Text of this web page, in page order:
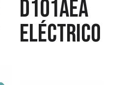
D101AEA
Eléctrico